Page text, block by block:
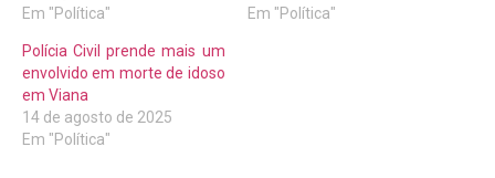
Em "Política"
Em "Política"
Polícia Civil prende mais um
envolvido em morte de idoso
em Viana
14 de agosto de 2025
Em "Política"